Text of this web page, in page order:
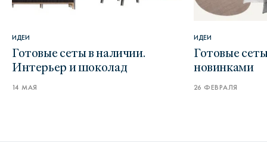
ИДЕИ
Готовые сеты в наличии.
Интерьер и шоколад
14 МАЯ
ИДЕИ
Готовые
новинками
26 ФЕВРАЛЯ